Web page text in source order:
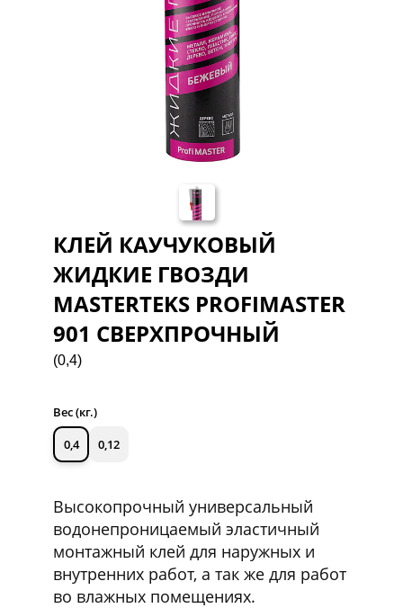
КЛЕЙ КАУЧУКОВЫЙ
ЖИДКИЕ ГВОЗДИ
MASTERTEKS PROFIMASTER
901 СВЕРХПРОЧНЫЙ
(0,4)
Вес (кг.)
0,4
0,12
Высокопрочный универсальный
водонепроницаемый эластичный
монтажный клей для наружных и
внутренних работ, а так же для работ
во влажных помещениях.